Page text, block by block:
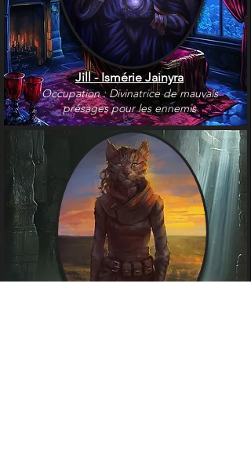
Jill - Ismérie Jainyra
Occupation : Divinatrice de mauvais
présages pour les ennemis